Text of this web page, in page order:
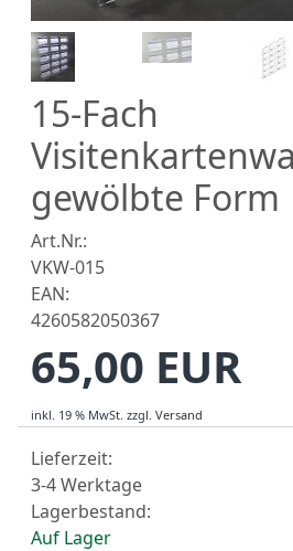
15-Fach
gewölbte Form
Art.Nr.:
VKW-015
EAN:
4260582050367
65,00 EUR
inkl. 19 % MwSt. zzgl. Versand
Lieferzeit:
3-4 Werktage
Lagerbestand:
Auf Lager